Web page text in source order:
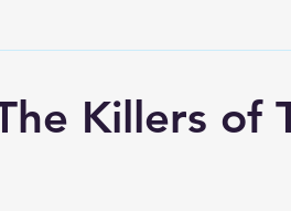
Killers of